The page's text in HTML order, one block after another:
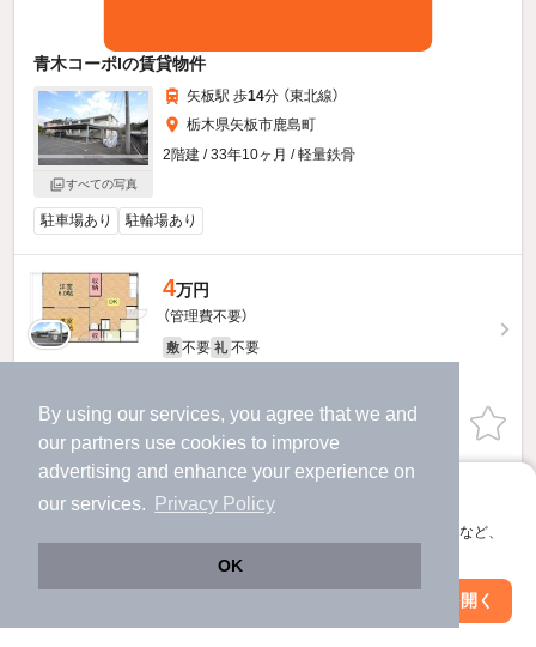
By using our services, you agree that we and
our partners use cookies to improve
advertising and enhance your experience on
our services.
Privacy Policy
OK
アプリに切り替えて、サクサクお部屋探し
会員登録なしですぐ使える。マップ検索やお気に入り保存など、
アプリを開く
青木コーポIの賃貸物件
すべての写真
矢板駅 歩14分 （東北線）
栃木県矢板市鹿島町
2階建 / 33年10ヶ月 / 軽量鉄骨
駐車場あり 駐輪場あり
4万円
（管理費不要）
敷 不要 礼 不要
お問い合わせ
提供
他の人はこんな条件で絞り込んでいます！
人気のこだわり条件
絞り込み条件を変更